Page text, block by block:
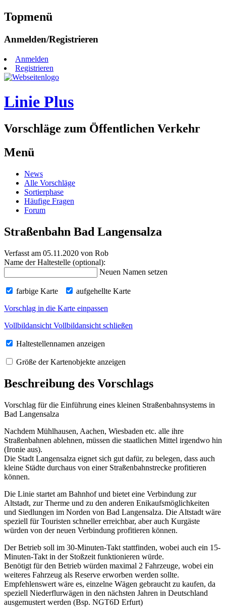
Topmenü
Zum
springen
Anmelden/Registrieren
Anmelden
Registrieren
Linie Plus
Vorschläge zum Öffentlichen Verkehr
Menü
Zum
Inhalt
springen
News
Alle Vorschläge
Sortierphase
Häufige Fragen
Forum
Straßenbahn Bad Langensalza
Verfasst am 05.11.2020 von Rob
Name der Haltestelle (optional):
Neuen Namen setzen
farbige Karte
aufgehellte Karte
Vorschlag in die Karte einpassen
Vollbildansicht Vollbildansicht schließen
Haltestellennamen anzeigen
Größe der Kartenobjekte anzeigen
Beschreibung des Vorschlags
Vorschlag für die Einführung eines kleinen Straßenbahnsystems in
Bad Langensalza
Nachdem Mühlhausen, Aachen, Wiesbaden etc. alle ihre
Straßenbahnen ablehnen, müssen die staatlichen Mittel irgendwo hin
(Ironie aus).
Die Stadt Langensalza eignet sich gut dafür, zu belegen, dass auch
kleine Städte durchaus von einer Straßenbahnstrecke profitieren
können.
Die Linie startet am Bahnhof und bietet eine Verbindung zur
Altstadt, zur Therme und zu den anderen Enikaufsmöglichkeiten
und Siedlungen im Norden von Bad Langensalza. Die Altstadt wäre
speziell für Touristen schneller erreichbar, aber auch Kurgäste
würden von der neuen Verbindung profitieren können.
Der Betrieb soll im 30-Minuten-Takt stattfinden, wobei auch ein 15-
Minuten-Takt in der Stoßzeit funktionieren würde.
Benötigt für den Betrieb würden maximal 2 Fahrzeuge, wobei ein
weiteres Fahrzeug als Reserve erworben werden sollte.
Empfehlenswert wäre es, einzelne Wägen gebraucht zu kaufen, da
speziell Niederflurwägen in den nächsten Jahren in Deutschland
ausgemustert werden (Bsp. NGT6D Erfurt)